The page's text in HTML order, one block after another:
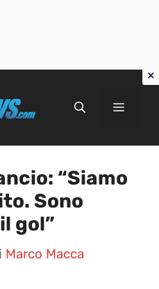
Menu
“Siamo
Sono
gol”
Marco Macca